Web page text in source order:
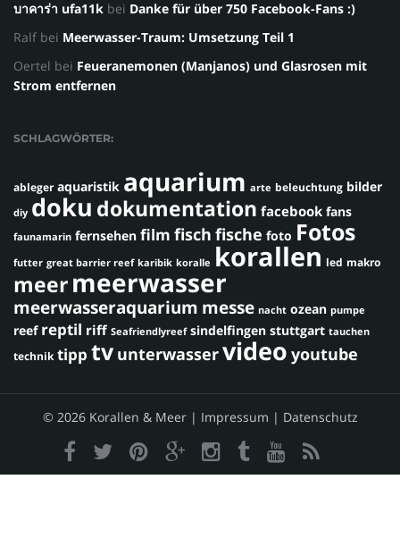
บาคาร่า ufa11k bei Danke für über 750 Facebook-Fans :)
Ralf bei Meerwasser-Traum: Umsetzung Teil 1
Oertel bei Feueranemonen (Manjanos) und Glasrosen mit
Strom entfernen
SCHLAGWÖRTER:
ableger aquaristik aquarium arte beleuchtung bilder
diy doku dokumentation facebook fans
faunamarin fernsehen film fisch fische foto Fotos
futter great barrier reef karibik koralle korallen led makro
meermeerwasser
meerwasseraquarium messe nacht ozean pumpe
reef reptil riff Seafriendlyreef sindelfingen stuttgart tauchen
technik tipp tv unterwasservideo youtube
© 2026 Korallen & Meer | Impressum | Datenschutz